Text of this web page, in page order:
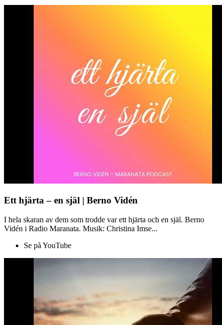
Ett hjärta – en själ | Berno Vidén
I hela skaran av dem som trodde var ett hjärta och en själ. Berno
Vidén i Radio Maranata. Musik: Christina Imse...
Se på YouTube